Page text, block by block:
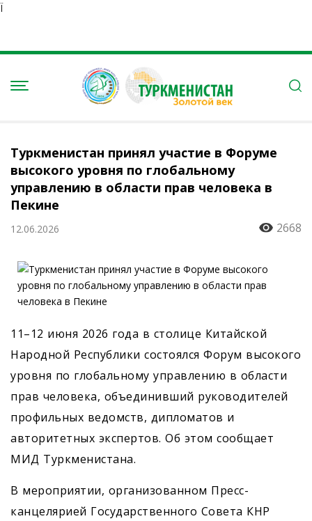
Ï
Туркменистан принял участие в Форуме
высокого уровня по глобальному
управлению в области прав человека в
Пекине
12.06.2026 2668
11–12 июня 2026 года в столице Китайской
Народной Республики состоялся Форум высокого
уровня по глобальному управлению в области
прав человека, объединивший руководителей
профильных ведомств, дипломатов и
авторитетных экспертов. Об этом сообщает
МИД Туркменистана.
В мероприятии, организованном Пресс-
канцелярией Государственного Совета КНР